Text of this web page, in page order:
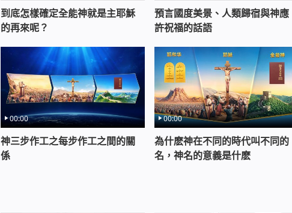
《獨一無二的神自己 二》
到底怎樣確定全能神就是主耶穌
的再來呢？
預言國度美景、人類歸宿與神應
許祝福的話語
00:00
神三步作工之每步作工之間的關
係
00:00
為什麽神在不同的時代叫不同的
名，神名的意義是什麽